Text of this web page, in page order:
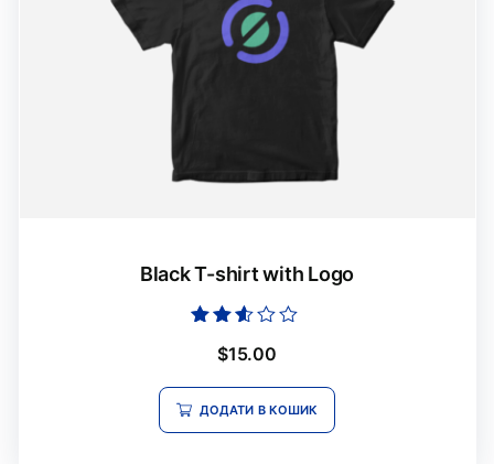
Black T-shirt with Logo
в
з 5
$15.00
ДОДАТИ В КОШИК